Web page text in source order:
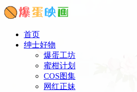
首页
绅士好物
爆蛋工坊
蜜柑计划
COS图集
网红正妹